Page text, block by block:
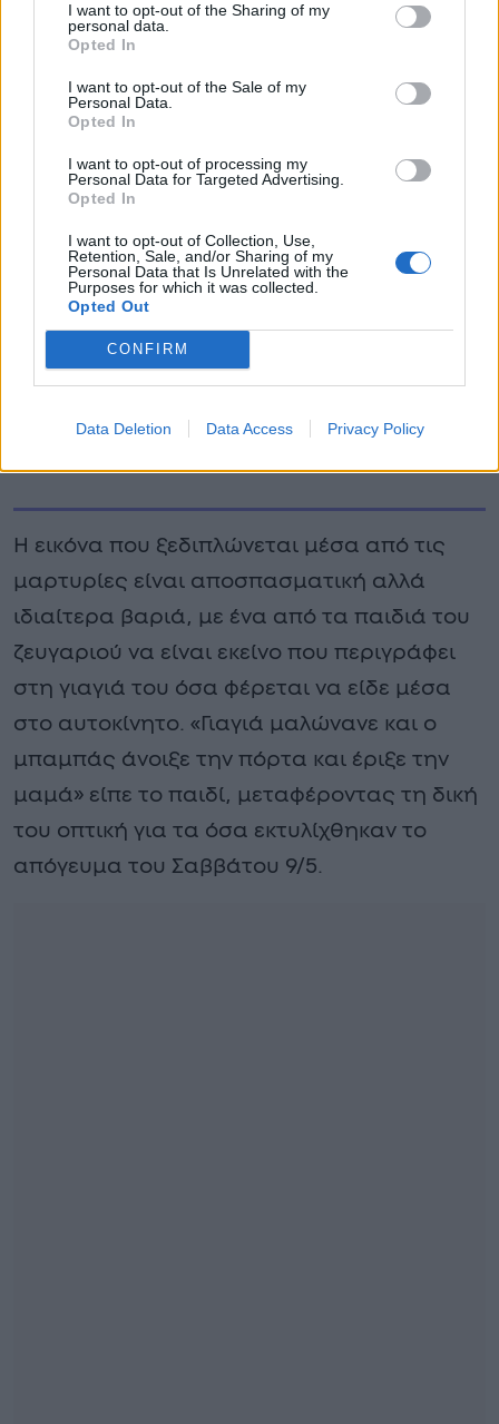
I want to opt-out of the Sharing of my
personal data.
Opted In
I want to opt-out of the Sale of my
Personal Data.
Opted In
I want to opt-out of processing my
Personal Data for Targeted Advertising.
Opted In
I want to opt-out of Collection, Use,
Retention, Sale, and/or Sharing of my
Personal Data that Is Unrelated with the
Purposes for which it was collected.
Opted Out
CONFIRM
Data Deletion Data Access Privacy Policy
μητέρας τεσσάρων παιδιών στο Ηράκλειο,
η οποία νοσηλεύεται με σοβαρά τραύματα,
μετά από περιστατικό που εξετάζεται πλέον
ως ενδοοικογενειακή βία και πιθανή
απόπειρα ανθρωποκτονίας από τον
30χρονο σύζυγό της, ο οποίος έχει
συλληφθεί.
Προτεινόμενο Άρθρο
Θρίλερ με τη σορό που
φωτογραφίες από το
Η εικόνα που ξεδιπλώνεται μέσα από τις
μαρτυρίες είναι αποσπασματική αλλά
ιδιαίτερα βαριά, με ένα από τα παιδιά του
ζευγαριού να είναι εκείνο που περιγράφει
στη γιαγιά του όσα φέρεται να είδε μέσα
στο αυτοκίνητο. «Γιαγιά μαλώνανε και ο
μπαμπάς άνοιξε την πόρτα και έριξε την
μαμά» είπε το παιδί, μεταφέροντας τη δική
του οπτική για τα όσα εκτυλίχθηκαν το
απόγευμα του Σαββάτου 9/5.